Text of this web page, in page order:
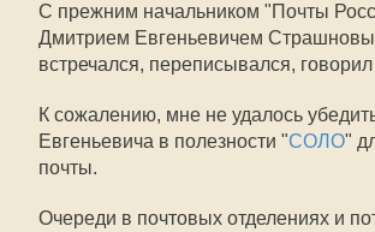
С прежним начальником "Почты
Дмитрием Евгеньевичем
встречался, переписывался,
К сожалению, мне не удалось
Евгеньевича в полезности "СОЛО"
почты.
Очереди в почтовых отделениях и